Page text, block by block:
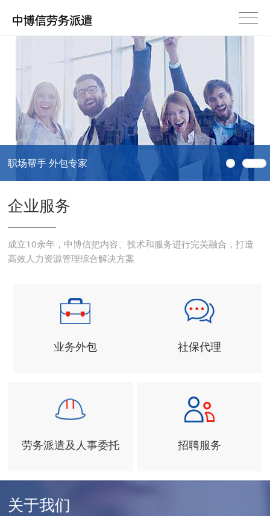
职场帮手 外包专家
企业服务
成立10余年，中博信把内容、技术和服务进行完美融合，打造
高效人力资源管理综合解决方案
业务外包 社保代理
劳务派遣及人事委托 招聘服务
关于我们